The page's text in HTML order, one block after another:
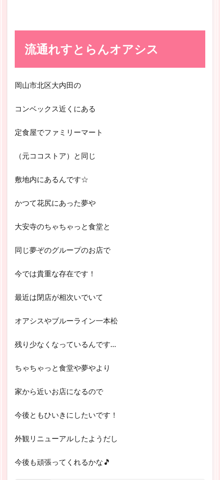
流通れすとらんオアシス
岡山市北区大内田の
コンベックス近くにある
定食屋でファミリーマート
（元ココストア）と同じ
敷地内にあるんです☆
かつて花尻にあった夢や
大安寺のちゃちゃっと食堂と
同じ夢ぞのグループのお店で
今では貴重な存在です！
最近は閉店が相次いでいて
オアシスやブルーライン一本松
残り少なくなっているんです…
ちゃちゃっと食堂や夢やより
家から近いお店になるので
今後ともひいきにしたいです！
外観リニューアルしたようだし
今後も頑張ってくれるかな🎵